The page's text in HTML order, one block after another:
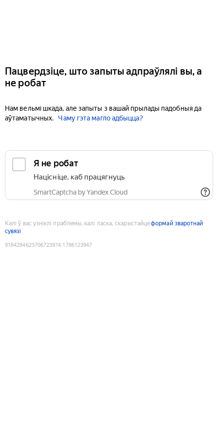
Пацвердзіце, што запыты адпраўлялі вы, а
не робат
Нам вельмі шкада, але запыты з вашай прылады падобныя да
аўтаматычных.
Чаму гэта магло адбыцца?
Я не робат
Націсніце, каб працягнуць
SmartCaptcha by Yandex Cloud
Калі ў вас узніклі праблемы, калі ласка, скарыстайцеформай зваротнай
сувязі
9184284623706723974:1786123947